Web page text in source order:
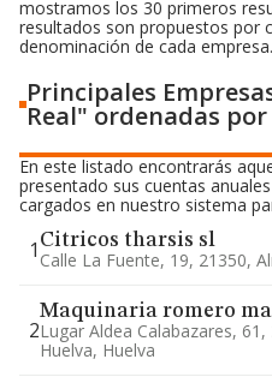
mostramos los 30 primeros
resultados son propuestos por
denominación de cada empresa.
Principales
Real" ordenadas
En este listado encontrarás
presentado sus cuentas
cargados en nuestro sistema
1 Citricos tharsis sl
Calle La Fuente, 19, 21350,
2
Maquinaria romero
Lugar Aldea Calabazares,
Huelva, Huelva